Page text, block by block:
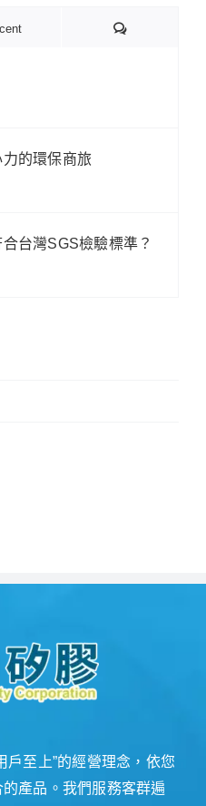
Comments
的環保商旅
台灣SGS檢驗標準？
戶至上”的經營理念，依您
產品。我們服務客群遍